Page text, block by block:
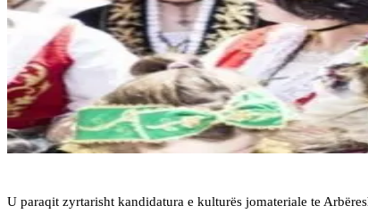
U paraqit zyrtarisht kandidatura e kulturës jomateriale te